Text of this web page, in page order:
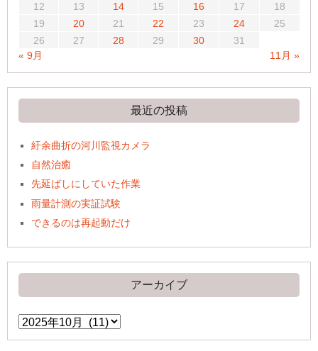
12
13 14 15 16 17
18
19
20 21 22 23 24
25
26
27 28 29 30
31
« 9月
11月 »
最近の投稿
紆余曲折の河川監視カメラ
自然治癒
先延ばしにしていた作業
雨量計測の実証試験
できるのは再起動だけ
アーカイブ
ア
ー